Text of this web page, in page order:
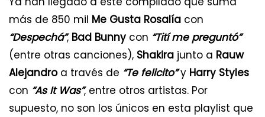
más de 850 mil Me Gusta Rosalía con
“Despechá”, Bad Bunny con “Tití me preguntó”
(entre otras canciones), Shakira junto a Rauw
Alejandroa través de “Te felicito”y Harry Styles
con “As It Was”, entre otros artistas. Por
supuesto, no son los únicos en esta playlist que